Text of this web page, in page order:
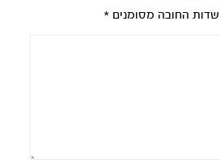
שדות החובה מסומנים*